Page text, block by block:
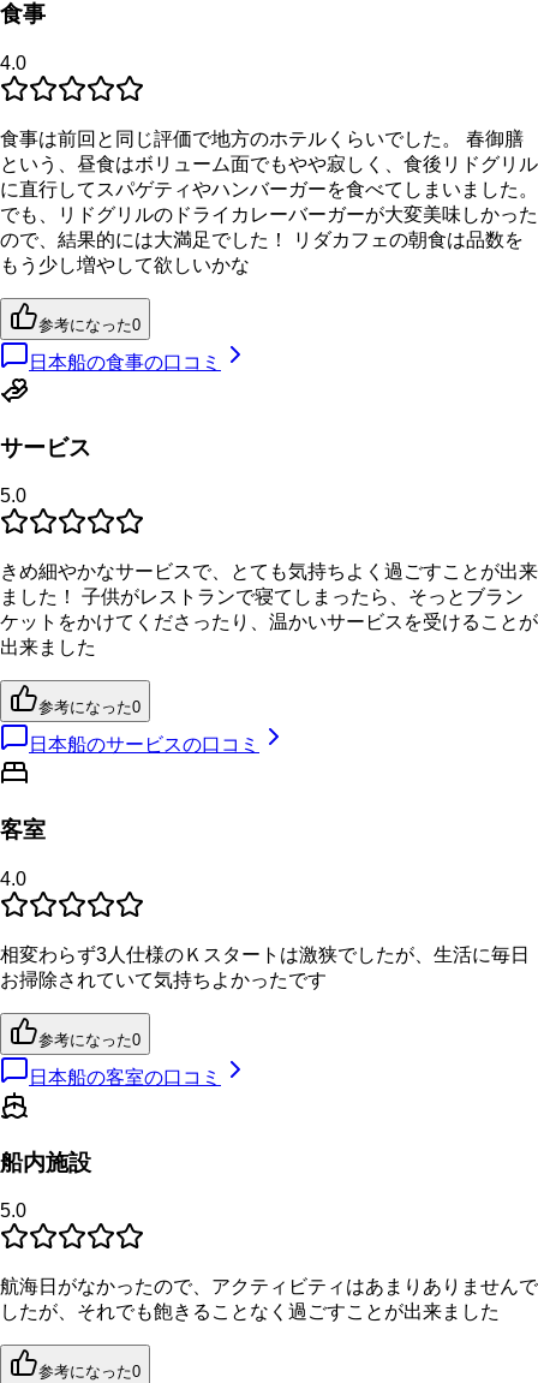
食事
4.0
食事は前回と同じ評価で地方のホテルくらいでした。 春御膳
という、昼食はボリューム面でもやや寂しく、食後リドグリル
に直行してスパゲティやハンバーガーを食べてしまいました。
でも、リドグリルのドライカレーバーガーが大変美味しかった
ので、結果的には大満足でした！ リダカフェの朝食は品数を
もう少し増やして欲しいかな
参考になった0
日本船の食事の口コミ
サービス
5.0
きめ細やかなサービスで、とても気持ちよく過ごすことが出来
ました！ 子供がレストランで寝てしまったら、そっとブラン
ケットをかけてくださったり、温かいサービスを受けることが
出来ました
参考になった0
日本船のサービスの口コミ
客室
4.0
相変わらず3人仕様のＫスタートは激狭でしたが、生活に毎日
お掃除されていて気持ちよかったです
参考になった0
日本船の客室の口コミ
船内施設
5.0
航海日がなかったので、アクティビティはあまりありませんで
したが、それでも飽きることなく過ごすことが出来ました
参考になった0